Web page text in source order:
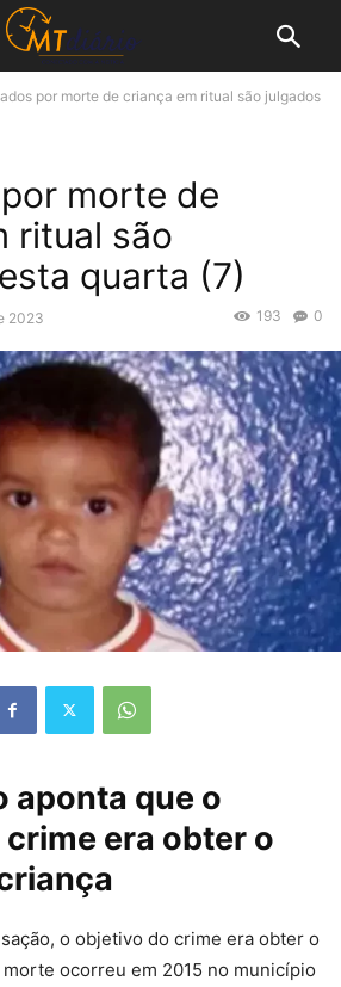
por morte de criança em ritual são julgados
morte de
ritual são
quarta (7)
2023 0
193
aponta que o
era obter o
o objetivo do crime era obter o
morte ocorreu em 2015 no município